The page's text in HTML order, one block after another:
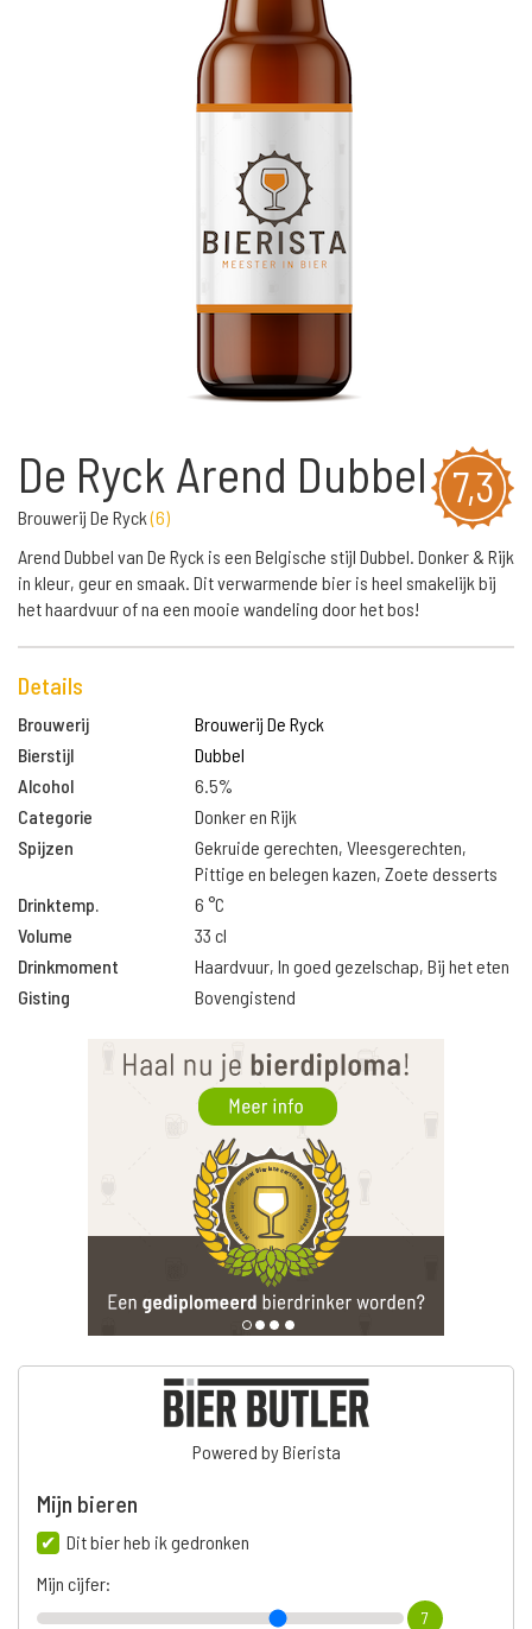
7,3
De Ryck Arend Dubbel
Brouwerij De Ryck(6)
Arend Dubbel van De Ryck is een Belgische stijl Dubbel. Donker & Rijk
in kleur, geur en smaak. Dit verwarmende bier is heel smakelijk bij
het haardvuur of na een mooie wandeling door het bos!
Details
Brouwerij
Brouwerij De Ryck
Bierstijl
Dubbel
Alcohol
6.5%
Categorie
Donker en Rijk
Spijzen
Gekruide gerechten, Vleesgerechten,
Pittige en belegen kazen, Zoete desserts
Drinktemp.
6 °C
Volume
33 cl
Drinkmoment
Haardvuur, In goed gezelschap, Bij het eten
Gisting
Bovengistend
Powered by Bierista
Mijn bieren
Dit bier heb ik gedronken
Mijn cijfer:
7